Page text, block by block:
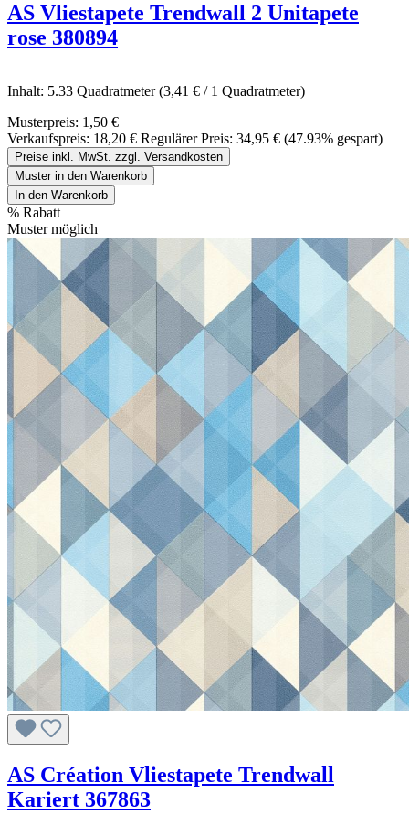
AS Vliestapete Trendwall 2 Unitapete
rose 380894
Inhalt: 5.33 Quadratmeter(3,41 € / 1 Quadratmeter)
Musterpreis: 1,50 €
Verkaufspreis: 18,20 € Regulärer Preis: 34,95 € (47.93% gespart)
Preise inkl. MwSt. zzgl. Versandkosten
Muster in den Warenkorb
In den Warenkorb
% Rabatt
Muster möglich
AS Création Vliestapete Trendwall
Kariert 367863